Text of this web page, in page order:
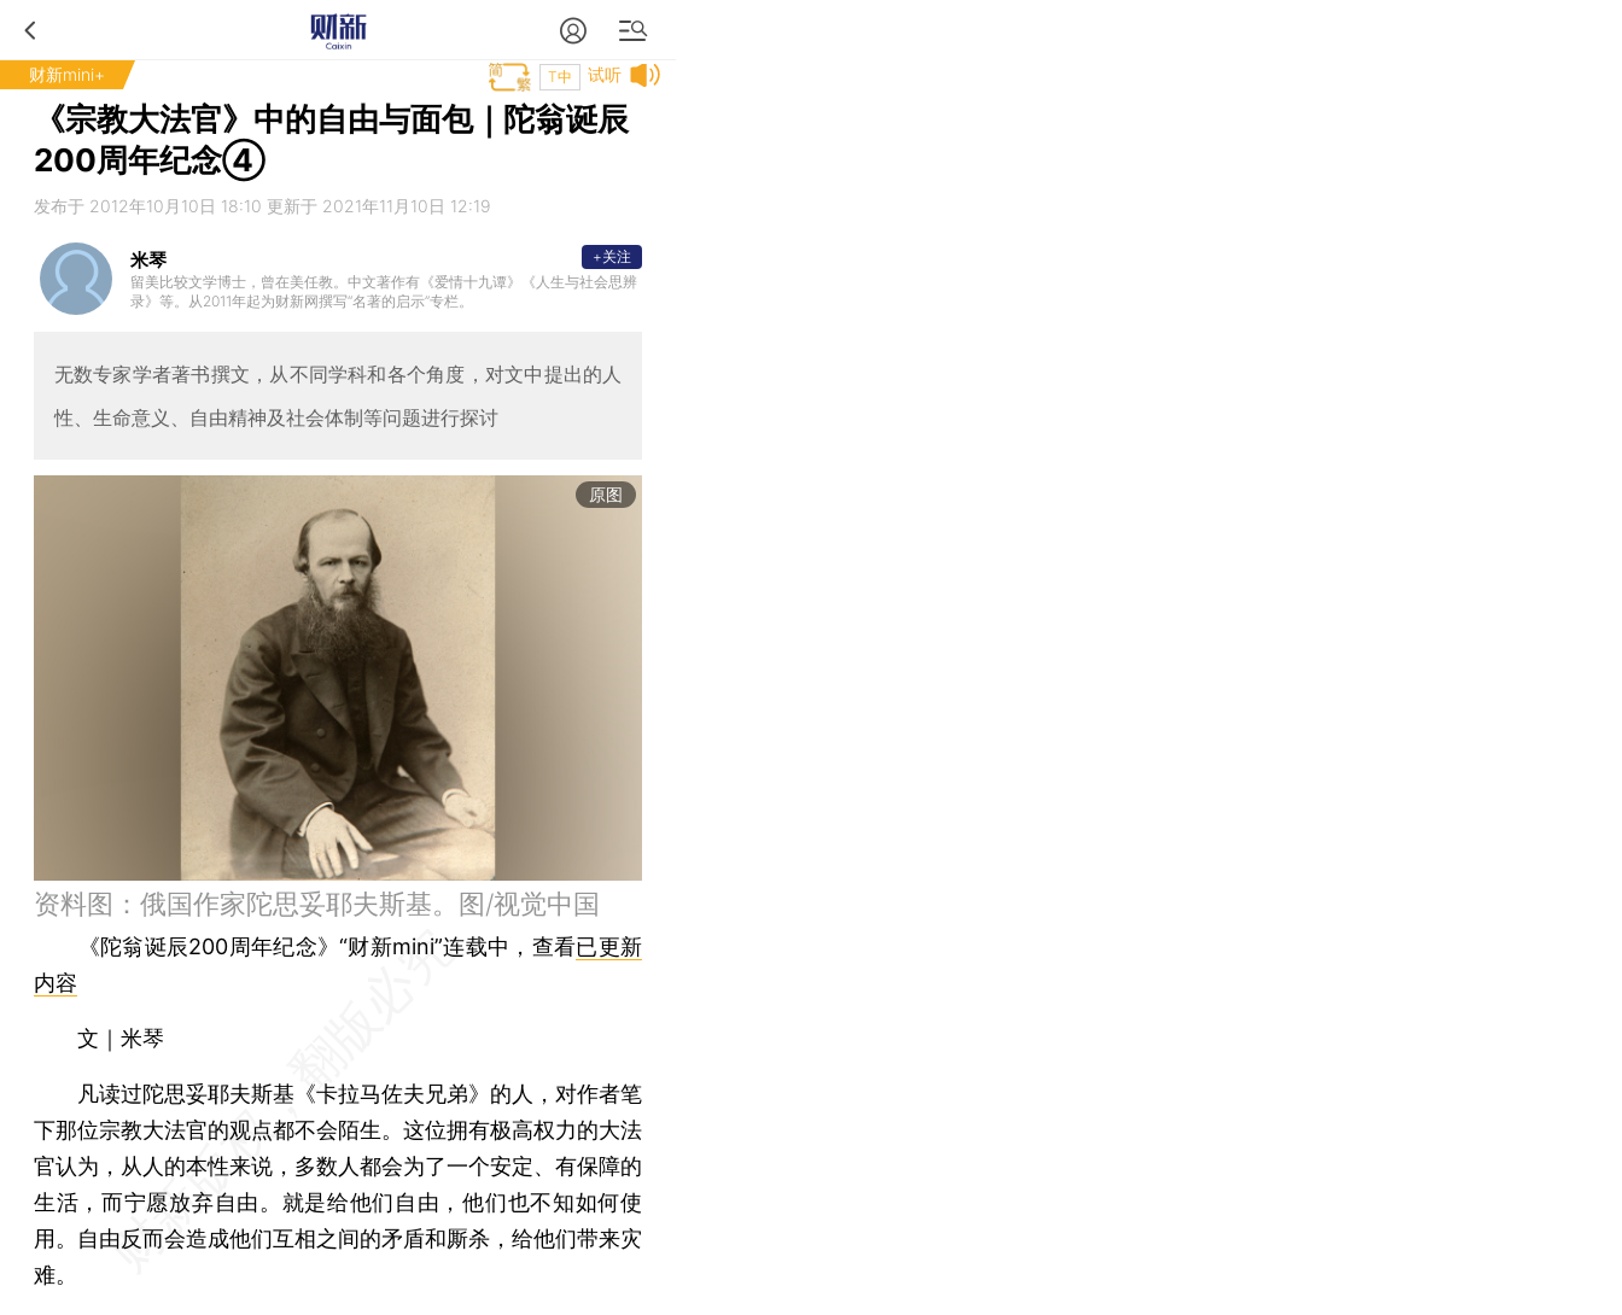
财新mini+ 试听
T中
《宗教大法官》中的自由与面包｜陀翁诞辰
200周年纪念④
发布于 2012年10月10日 18:10 更新于 2021年11月10日 12:19
米琴
留美比较文学博士，曾在美任教。中文著作有《爱情十九谭》《人生与社会思辨
录》等。从2011年起为财新网撰写“名著的启示”专栏。
+关注
无数专家学者著书撰文，从不同学科和各个角度，对文中提出的人
性、生命意义、自由精神及社会体制等问题进行探讨
原图
资料图：俄国作家陀思妥耶夫斯基。图/视觉中国
《陀翁诞辰200周年纪念》“财新mini”连载中，查看已更新
内容
文｜米琴
凡读过陀思妥耶夫斯基《卡拉马佐夫兄弟》的人，对作者笔
下那位宗教大法官的观点都不会陌生。这位拥有极高权力的大法
官认为，从人的本性来说，多数人都会为了一个安定、有保障的
生活，而宁愿放弃自由。就是给他们自由，他们也不知如何使
用。自由反而会造成他们互相之间的矛盾和厮杀，给他们带来灾
难。